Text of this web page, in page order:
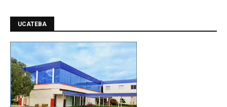
UCATEBA